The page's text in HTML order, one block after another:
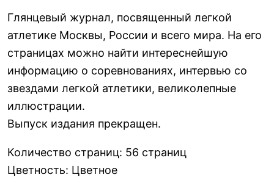
Глянцевый журнал, посвященный легкой
атлетике Москвы, России и всего мира. На его
страницах можно найти интереснейшую
информацию о соревнованиях, интервью со
звездами легкой атлетики, великолепные
иллюстрации.
Выпуск издания прекращен.
Количество страниц: 56 страниц
Цветность: Цветное